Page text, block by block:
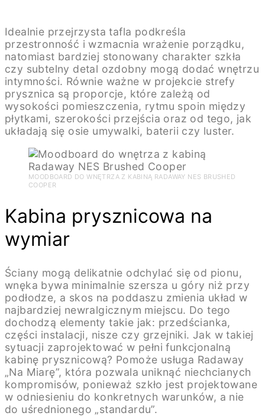
Idealnie przejrzysta tafla podkreśla
przestronność i wzmacnia wrażenie porządku,
natomiast bardziej stonowany charakter szkła
czy subtelny detal ozdobny mogą dodać wnętrzu
intymności. Równie ważne w projekcie strefy
prysznica są proporcje, które zależą od
wysokości pomieszczenia, rytmu spoin między
płytkami, szerokości przejścia oraz od tego, jak
układają się osie umywalki, baterii czy luster.
MOODBOARD DO WNĘTRZA Z KABINĄ RADAWAY NES BRUSHED
COOPER
Kabina prysznicowa na
wymiar
Ściany mogą delikatnie odchylać się od pionu,
wnęka bywa minimalnie szersza u góry niż przy
podłodze, a skos na poddaszu zmienia układ w
najbardziej newralgicznym miejscu. Do tego
dochodzą elementy takie jak: przedścianka,
części instalacji, nisze czy grzejniki. Jak w takiej
sytuacji zaprojektować w pełni funkcjonalną
kabinę prysznicową? Pomoże usługa Radaway
„Na Miarę”, która pozwala uniknąć niechcianych
kompromisów, ponieważ szkło jest projektowane
w odniesieniu do konkretnych warunków, a nie
do uśrednionego „standardu”.